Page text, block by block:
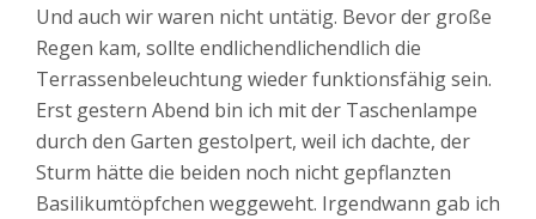
Und auch wir waren nicht untätig. Bevor der große
Regen kam, sollte endlichendlichendlich die
Terrassenbeleuchtung wieder funktionsfähig sein.
Erst gestern Abend bin ich mit der Taschenlampe
durch den Garten gestolpert, weil ich dachte, der
Sturm hätte die beiden noch nicht gepflanzten
Basilikumtöpfchen weggeweht. Irgendwann gab ich